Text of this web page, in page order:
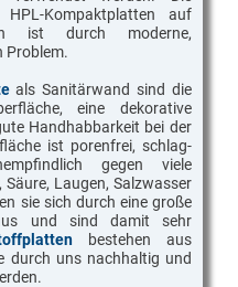
Kompaktplatten auf
ist durch moderne,
Problem.
als Sanitärwand sind die
eine dekorative
Handhabbarkeit bei der
ist porenfrei, schlag-
gegen viele
Laugen, Salzwasser
sie sich durch eine große
und sind damit sehr
bestehen aus
durch uns nachhaltig und